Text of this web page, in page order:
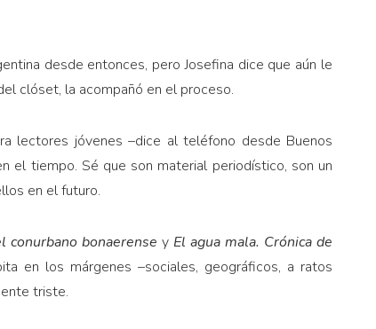
desde entonces, pero Josefina dice que aún le
clóset, la acompañó en el proceso.
lectores jóvenes –dice al teléfono desde Buenos
el tiempo. Sé que son material periodístico, son un
en el futuro.
conurbano bonaerensey El agua mala. Crónica de
en los márgenes –sociales, geográficos, a ratos
triste.